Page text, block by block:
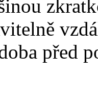
před